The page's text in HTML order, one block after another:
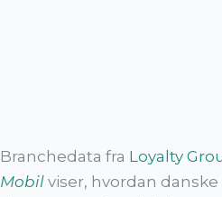
Branchedata fra Loyalty
Mobil viser, hvordan